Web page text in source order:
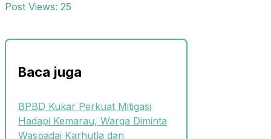
Post Views: 25
Baca juga
BPBD Kukar Perkuat Mitigasi
Hadapi Kemarau, Warga Diminta
Waspadai Karhutla dan